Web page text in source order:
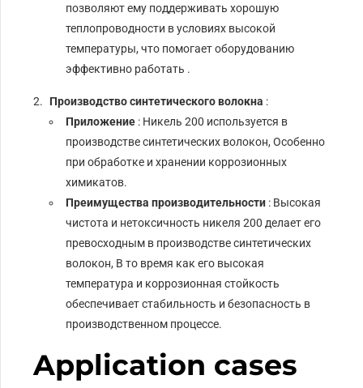
позволяют ему поддерживать хорошую
теплопроводности в условиях высокой
температуры, что помогает оборудованию
эффективно работать .
Производство синтетического волокна :
Приложение : Никель 200 используется в
производстве синтетических волокон, Особенно
при обработке и хранении коррозионных
химикатов.
Преимущества производительности : Высокая
чистота и нетоксичность никеля 200 делает его
превосходным в производстве синтетических
волокон, В то время как его высокая
температура и коррозионная стойкость
обеспечивает стабильность и безопасность в
производственном процессе.
Application cases